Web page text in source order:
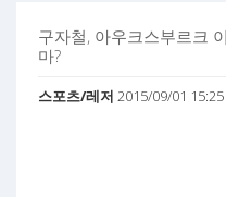
구자철, 아우크스부르크
마?
스포츠/레저 2015/09/01